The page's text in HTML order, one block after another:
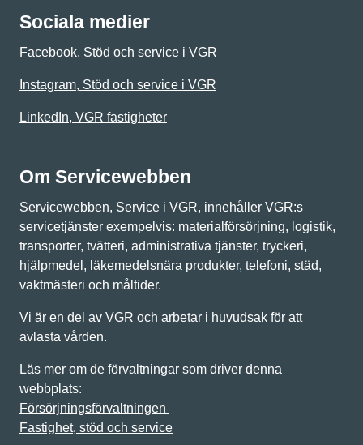
Sociala medier
Facebook, Stöd och service i VGR
Instagram, Stöd och service i VGR
LinkedIn, VGR fastigheter
Om Servicewebben
Servicewebben, Service i VGR, innehåller VGR:s
servicetjänster exempelvis: materialförsörjning, logistik,
transporter, tvätteri, administrativa tjänster, tryckeri,
hjälpmedel, läkemedelsnära produkter, telefoni, städ,
vaktmästeri och måltider.
Vi är en del av VGR och arbetar i huvudsak för att
avlasta vården.
Läs mer om de förvaltningar som driver denna
webbplats:
Försörjningsförvaltningen
Fastighet, stöd och service